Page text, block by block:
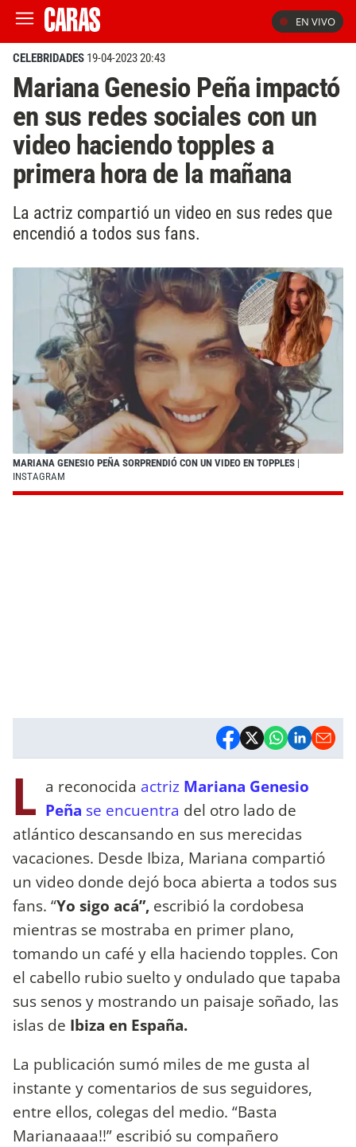
EN VIVO
CELEBRIDADES 19-04-2023 20:43
Mariana Genesio Peña impactó
en sus redes sociales con un
video haciendo topples a
primera hora de la mañana
La actriz compartió un video en sus redes que
encendió a todos sus fans.
MARIANA GENESIO PEÑA SORPRENDIÓ CON UN VIDEO EN TOPPLES |
INSTAGRAM
L a reconocida actriz Mariana Genesio
Peña se encuentra del otro lado de
atlántico descansando en sus merecidas
vacaciones. Desde Ibiza, Mariana compartió
un video donde dejó boca abierta a todos sus
fans. “Yo sigo acá”, escribió la cordobesa
mientras se mostraba en primer plano,
tomando un café y ella haciendo topples. Con
el cabello rubio suelto y ondulado que tapaba
sus senos y mostrando un paisaje soñado, las
islas de Ibiza en España.
La publicación sumó miles de me gusta al
instante y comentarios de sus seguidores,
entre ellos, colegas del medio. “Basta
Marianaaaa!!” escribió su compañero